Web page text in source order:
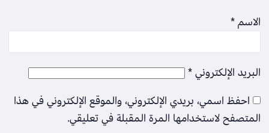
الاسم*
البريد الإلكتروني*
احفظ اسمي، بريدي الإلكتروني، والموقع الإلكتروني في هذا
المتصفح لاستخدامها المرة المقبلة في تعليقي.